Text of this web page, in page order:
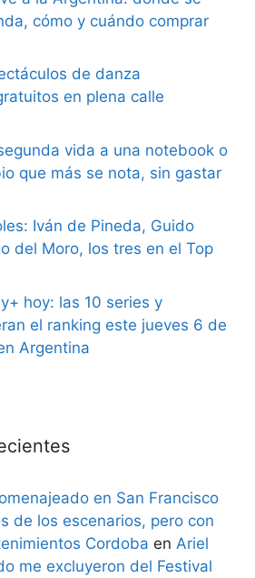
cómo y cuándo comprar
de danza
en plena calle
vida a una notebook o
que más se nota, sin gastar
Iván de Pineda, Guido
del Moro, los tres en el Top
hoy: las 10 series y
el ranking este jueves 6 de
Argentina
en San Francisco
de los escenarios, pero con
Cordoba en Ariel
me excluyeron del Festival